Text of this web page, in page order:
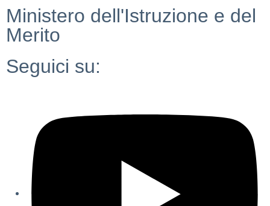
Ministero dell'Istruzione e del
Merito
Seguici su: